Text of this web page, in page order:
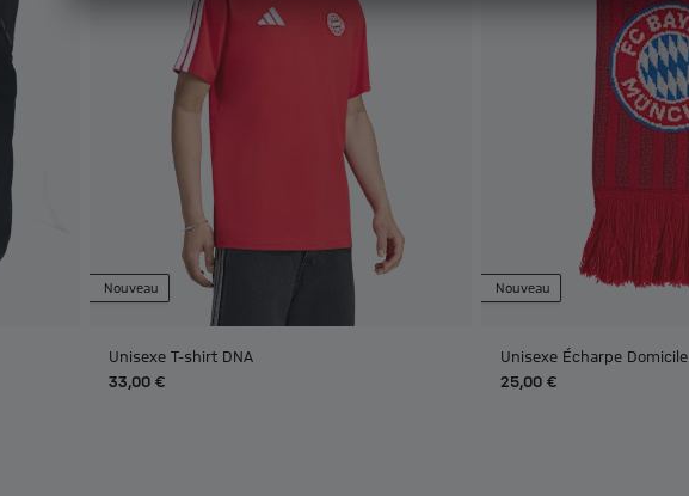
Nouveau
Unisexe T-shirt DNA
33,00 €
Nouveau
Unisexe Écharpe Domicile
25,00 €